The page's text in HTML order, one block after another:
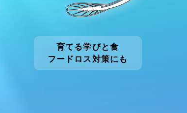
育てる学びと食
フードロス対策にも